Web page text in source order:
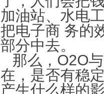
加油站、水电
把电子商 务的
部分中去。
那么，O2O
在，是否有稳
产生什么样的